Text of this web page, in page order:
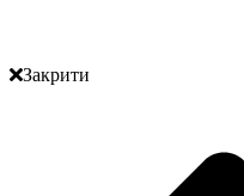
Закрити